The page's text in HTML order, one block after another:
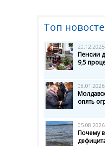
Топ
20.12.2025
Пенсии
9,5
08.01.2026
опять
05.08.2026
Почему